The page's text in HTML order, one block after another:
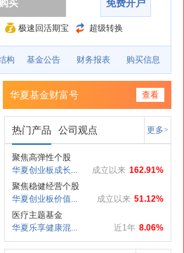
买 免费开户
极速回活期宝 超级转换
构 基金公告 财务报表 购买信息
华夏基金财富号 查看
热门产品 公司观点 更多>
聚焦高弹性个股
162.91%
成立以来
华夏创业板成长...
聚焦稳健经营个股
51.12%
成立以来
华夏创业板价值...
医疗主题基金
8.06%
近1年
华夏乐享健康混...